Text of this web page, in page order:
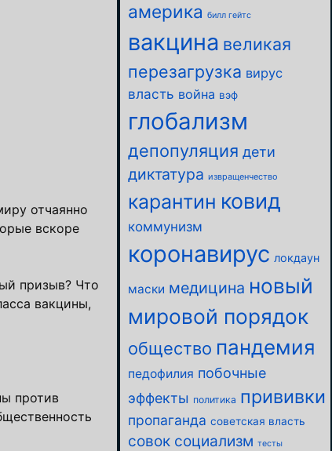
отчаянно
вскоре
призыв? Что
вакцины,
против
америка билл гейтс
вакцина великая
перезагрузка вирус
власть война вэф
глобализм
депопуляция дети
диктатура извращенчество
карантин ковид
коммунизм
коронавирус локдаун
маски медицина новый
мировой порядок
общество пандемия
педофилия побочные
эффекты политика прививки
пропаганда советская власть
совок социализм тесты